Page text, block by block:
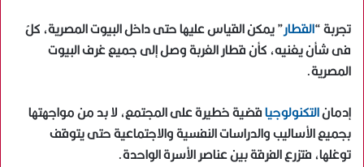
تجربة “القطار” يمكن القياس عليها حتى داخل البيوت المصرية، كلُ
فى شأن يغنيه، كأن قطار الغربة وصل إلى جميع غرف البيوت
المصرية.
إدمانالتكنولوجياقضية خطيرة على المجتمع، لا بد من مواجهتها
بجميع الأساليب والدراسات النفسية والاجتماعية حتى يتوقف
توغلها، فتزرع الفرقة بين عناصر الأسرة الواحدة.